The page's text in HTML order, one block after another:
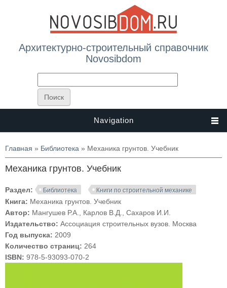
Архитектурно-строительный справочник
Novosibdom
Navigation
Вы здесь
Главная » Библиотека » Механика грунтов. Учебник
Механика грунтов. Учебник
Раздел: Библиотека Книги по строительной механике
Книга: Механика грунтов. Учебник
Автор: Мангушев Р.А., Карлов В.Д., Сахаров И.И.
Издательство: Ассоциация строительных вузов. Москва
Год выпуска: 2009
Количество страниц: 264
ISBN: 978-5-93093-070-2